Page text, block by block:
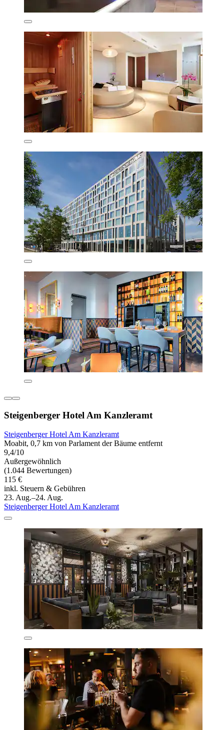
Steigenberger Hotel Am Kanzleramt
Steigenberger Hotel Am Kanzleramt
Moabit, 0,7 km von Parlament der Bäume entfernt
9,4/10
Außergewöhnlich
(1.044 Bewertungen)
115 €
inkl. Steuern & Gebühren
23. Aug.–24. Aug.
Steigenberger Hotel Am Kanzleramt